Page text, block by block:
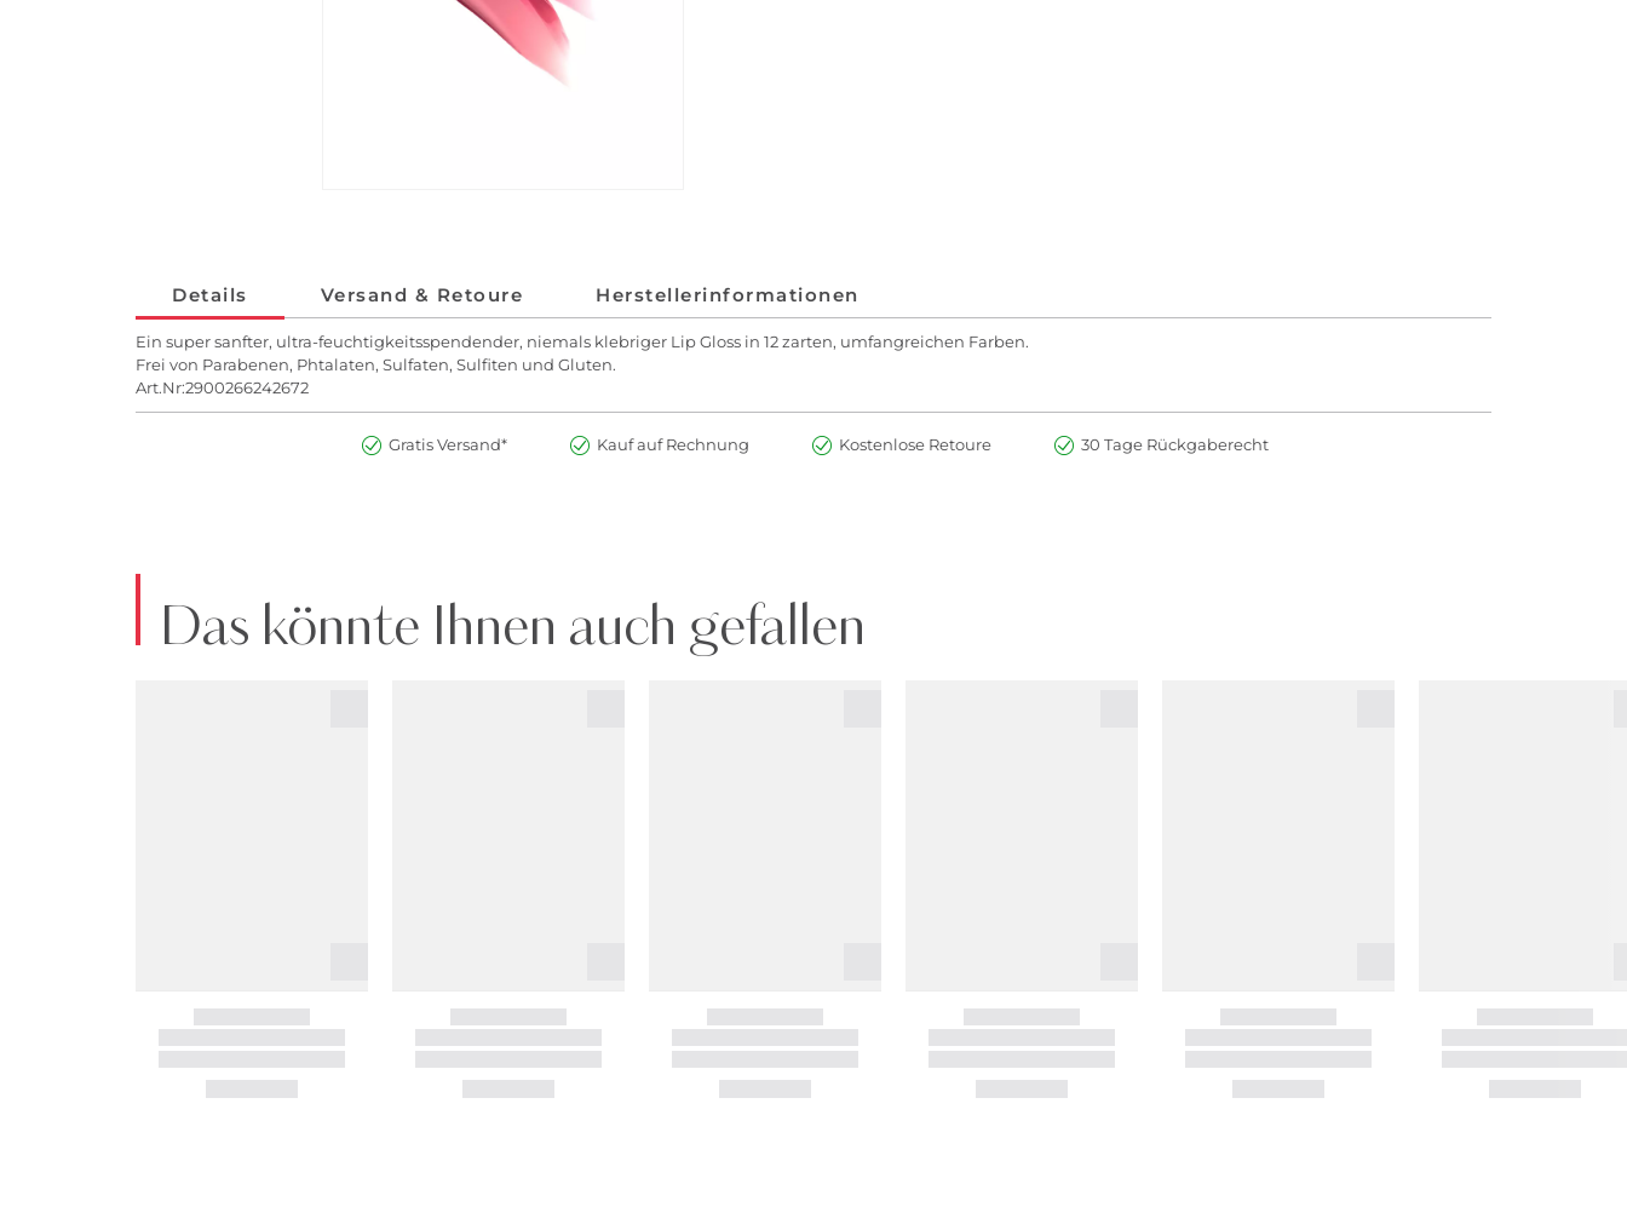
Details Versand & Retoure Herstellerinformationen
Ein super sanfter, ultra-feuchtigkeitsspendender, niemals klebriger Lip Gloss in 12 zarten, umfangreichen Farben.
Frei von Parabenen, Phtalaten, Sulfaten, Sulfiten und Gluten.
Art.Nr:2900266242672
Gratis Versand* Kauf auf Rechnung Kostenlose Retoure 30 Tage Rückgaberecht
Das könnte Ihnen auch gefallen